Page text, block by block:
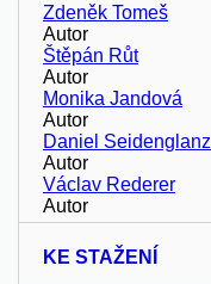
Zdeněk Tomeš
Autor
Štěpán Růt
Autor
Monika Jandová
Autor
Daniel Seidenglanz
Autor
Václav Rederer
Autor
KE STAŽENÍ